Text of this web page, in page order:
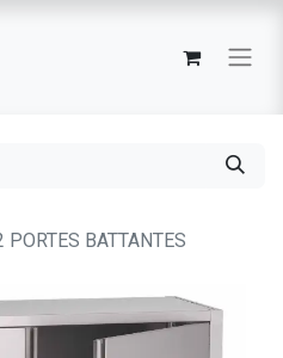
BATTANTES